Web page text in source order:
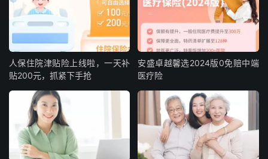
人保住院津贴险上线啦，一天补
贴200元，抓紧下手抢
安盛卓越馨选2024版0免赔中端
医疗险